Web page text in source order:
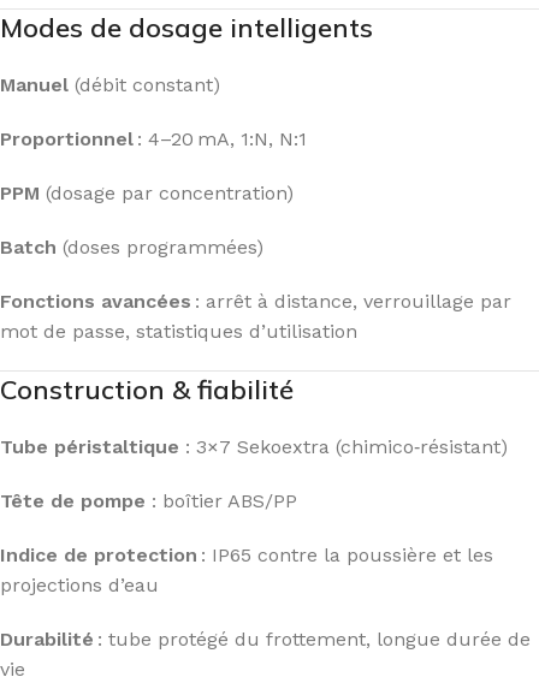
Modes de dosage intelligents
Manuel (débit constant)
Proportionnel : 4–20 mA, 1:N, N:1
PPM (dosage par concentration)
Batch (doses programmées)
Fonctions avancées : arrêt à distance, verrouillage par
mot de passe, statistiques d’utilisation
Construction & fiabilité
Tube péristaltique : 3×7 Sekoextra (chimico‑résistant)
Tête de pompe : boîtier ABS/PP
Indice de protection : IP65 contre la poussière et les
projections d’eau
Durabilité : tube protégé du frottement, longue durée de
vie